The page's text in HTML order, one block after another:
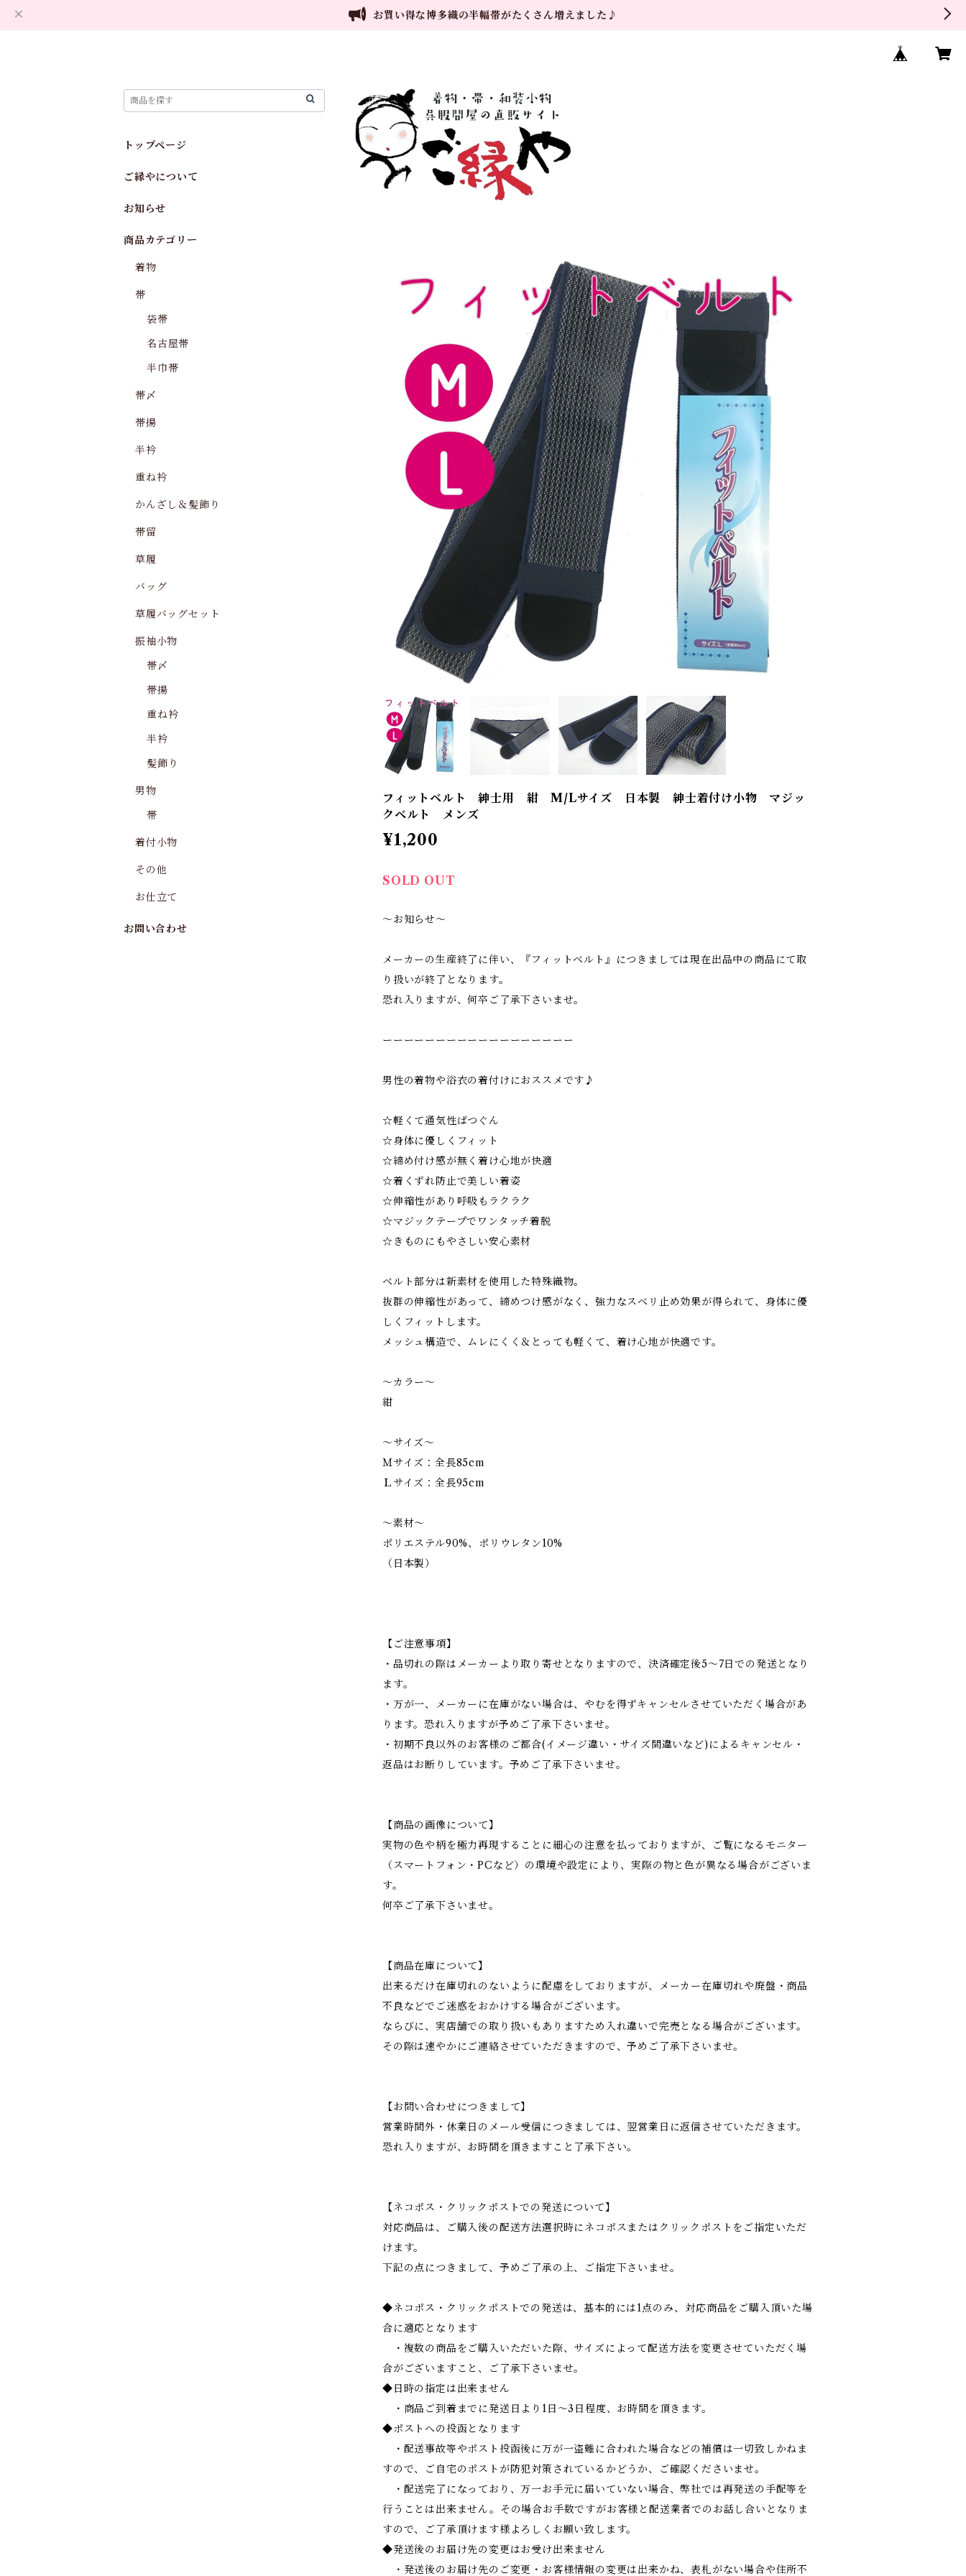
お買い得な博多織の半幅帯がたくさん増えました♪
フィットベルト 紳士用 紺 M/Lサイズ 日本製 紳士着付け小物 マジッ
クベルト メンズ
¥1,200
SOLD OUT
～お知らせ～
メーカーの生産終了に伴い、『フィットベルト』につきましては現在出品中の商品にて取
り扱いが終了となります。
恐れ入りますが、何卒ご了承下さいませ。
ーーーーーーーーーーーーーーーーーー
男性の着物や浴衣の着付けにおススメです♪
☆軽くて通気性ばつぐん
☆身体に優しくフィット
☆締め付け感が無く着け心地が快適
☆着くずれ防止で美しい着姿
☆伸縮性があり呼吸もラクラク
☆マジックテープでワンタッチ着脱
☆きものにもやさしい安心素材
ベルト部分は新素材を使用した特殊織物。
抜群の伸縮性があって、締めつけ感がなく、強力なスベリ止め効果が得られて、身体に優
しくフィットします。
メッシュ構造で、ムレにくく＆とっても軽くて、着け心地が快適です。
～カラー～
紺
～サイズ～
Ｍサイズ：全長85cm
Ｌサイズ：全長95cm
～素材～
ポリエステル90%、ポリウレタン10%
（日本製）
【ご注意事項】
・品切れの際はメーカーより取り寄せとなりますので、決済確定後5～7日での発送となり
ます。
・万が一、メーカーに在庫がない場合は、やむを得ずキャンセルさせていただく場合があ
ります。恐れ入りますが予めご了承下さいませ。
・初期不良以外のお客様のご都合(イメージ違い・サイズ間違いなど)によるキャンセル・
返品はお断りしています。予めご了承下さいませ。
【商品の画像について】
実物の色や柄を極力再現することに細心の注意を払っておりますが、ご覧になるモニター
（スマートフォン・PCなど）の環境や設定により、実際の物と色が異なる場合がございま
す。
何卒ご了承下さいませ。
【商品在庫について】
出来るだけ在庫切れのないように配慮をしておりますが、メーカー在庫切れや廃盤・商品
不良などでご迷惑をおかけする場合がございます。
ならびに、実店舗での取り扱いもありますため入れ違いで完売となる場合がございます。
その際は速やかにご連絡させていただきますので、予めご了承下さいませ。
【お問い合わせにつきまして】
営業時間外・休業日のメール受信につきましては、翌営業日に返信させていただきます。
恐れ入りますが、お時間を頂きますこと了承下さい。
【ネコポス・クリックポストでの発送について】
対応商品は、ご購入後の配送方法選択時にネコポスまたはクリックポストをご指定いただ
けます。
下記の点につきまして、予めご了承の上、ご指定下さいませ。
◆ネコポス・クリックポストでの発送は、基本的には1点のみ、対応商品をご購入頂いた場
合に適応となります
・複数の商品をご購入いただいた際、サイズによって配送方法を変更させていただく場
合がございますこと、ご了承下さいませ。
◆日時の指定は出来ません
・商品ご到着までに発送日より1日～3日程度、お時間を頂きます。
◆ポストへの投函となります
・配送事故等やポスト投函後に万が一盗難に合われた場合などの補償は一切致しかねま
すので、ご自宅のポストが防犯対策されているかどうか、ご確認くださいませ。
・配送完了になっており、万一お手元に届いていない場合、弊社では再発送の手配等を
行うことは出来ません。その場合お手数ですがお客様と配送業者でのお話し合いとなりま
すので、ご了承頂けます様よろしくお願い致します。
◆発送後のお届け先の変更はお受け出来ません
・発送後のお届け先のご変更・お客様情報の変更は出来かね、表札がない場合や住所不
トップページ
ご縁やについて
お知らせ
商品カテゴリー
着物
帯
袋帯
名古屋帯
半巾帯
帯〆
帯揚
半衿
重ね衿
かんざし＆髪飾り
帯留
草履
バッグ
草履バッグセット
振袖小物
帯〆
帯揚
重ね衿
半衿
髪飾り
男物
帯
着付小物
その他
お仕立て
お問い合わせ